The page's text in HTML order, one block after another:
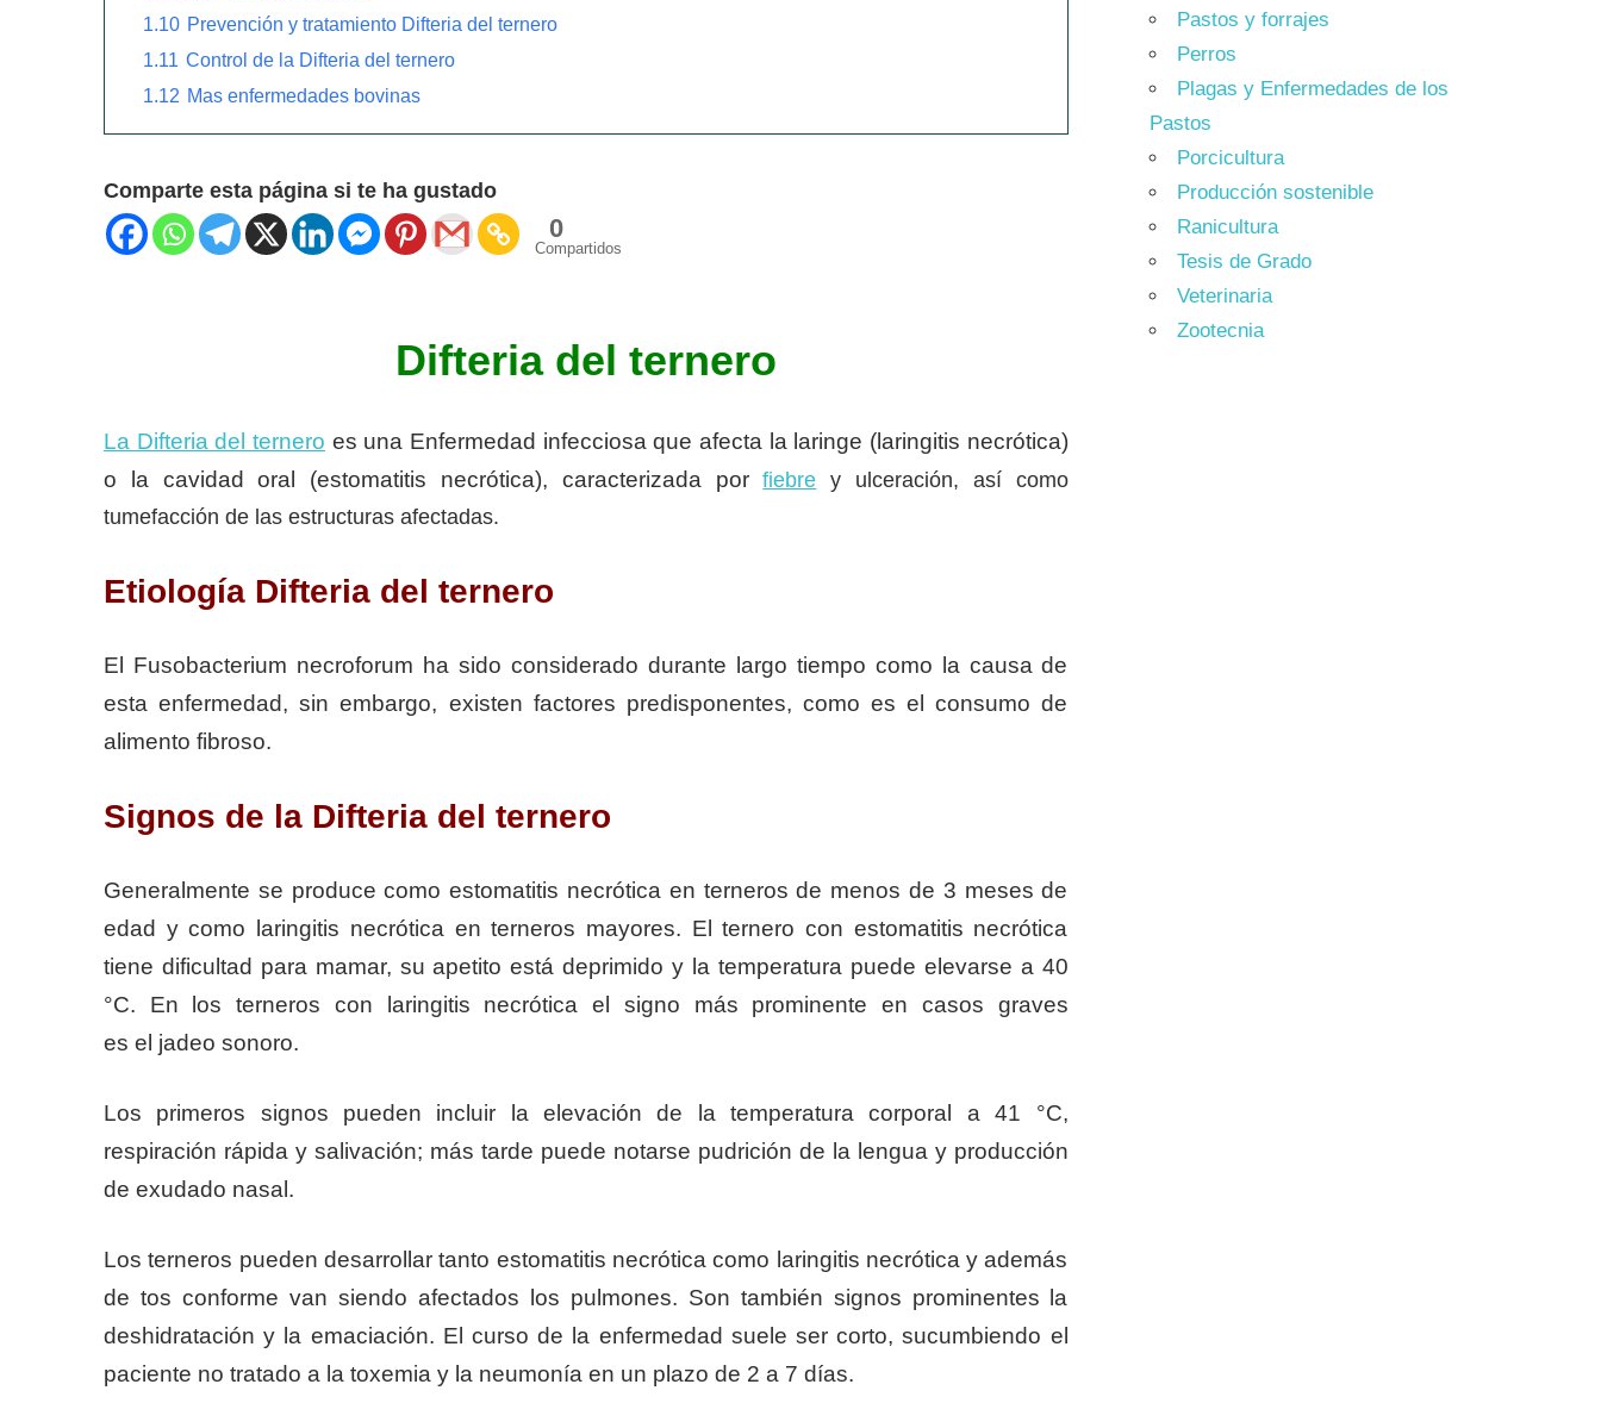
1.10 Prevención y tratamiento Difteria del ternero
1.11 Control de la Difteria del ternero
1.12 Mas enfermedades bovinas
Comparte esta página si te ha gustado
0
Compartidos
Difteria del ternero
La Difteria del ternero es una Enfermedad infecciosa que afecta la laringe (laringitis necrótica)
o la cavidad oral (estomatitis necrótica), caracterizada por fiebre y ulceración, así como
tumefacción de las estructuras afectadas.
Etiología Difteria del ternero
El Fusobacterium necroforum ha sido considerado durante largo tiempo como la causa de
esta enfermedad, sin embargo, existen factores predisponentes, como es el consumo de
alimento fibroso.
Signos de la Difteria del ternero
Generalmente se produce como estomatitis necrótica en terneros de menos de 3 meses de
edad y como laringitis necrótica en terneros mayores. El ternero con estomatitis necrótica
tiene dificultad para mamar, su apetito está deprimido y la temperatura puede elevarse a 40
°C. En los terneros con laringitis necrótica el signo más prominente en casos graves
es el jadeo sonoro.
Los primeros signos pueden incluir la elevación de la temperatura corporal a 41 °C,
respiración rápida y salivación; más tarde puede notarse pudrición de la lengua y producción
de exudado nasal.
Los terneros pueden desarrollar tanto estomatitis necrótica como laringitis necrótica y además
de tos conforme van siendo afectados los pulmones. Son también signos prominentes la
deshidratación y la emaciación. El curso de la enfermedad suele ser corto, sucumbiendo el
paciente no tratado a la toxemia y la neumonía en un plazo de 2 a 7 días.
Pastos y forrajes
Perros
Plagas y Enfermedades de los
Pastos
Porcicultura
Producción sostenible
Ranicultura
Tesis de Grado
Veterinaria
Zootecnia